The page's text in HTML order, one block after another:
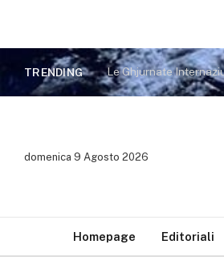
TRENDING
domenica 9 Agosto 2026
Homepage Editoriali